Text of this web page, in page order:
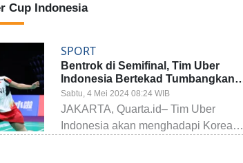
Cup Indonesia
SPORT
Bentrok di Semifinal, Tim Uber
Indonesia Bertekad Tumbangkan
Dominasi Korsel
Sabtu, 4 Mei 2024 08:24 WIB
JAKARTA, Quarta.id– Tim Uber
Indonesia akan menghadapi Korea…